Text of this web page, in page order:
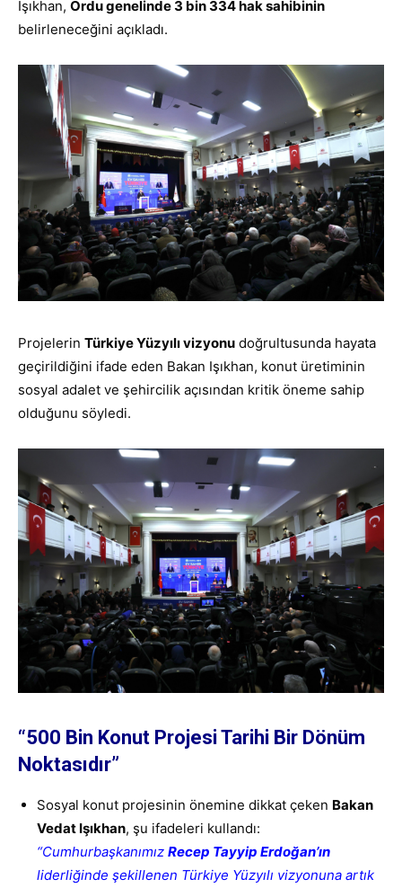
Işıkhan, Ordu genelinde 3 bin 334 hak sahibinin
belirleneceğini açıkladı.
Projelerin Türkiye Yüzyılı vizyonu doğrultusunda hayata
geçirildiğini ifade eden Bakan Işıkhan, konut üretiminin
sosyal adalet ve şehircilik açısından kritik öneme sahip
olduğunu söyledi.
“500 Bin Konut Projesi Tarihi Bir Dönüm
Noktasıdır”
Sosyal konut projesinin önemine dikkat çeken Bakan
Vedat Işıkhan, şu ifadeleri kullandı:
“Cumhurbaşkanımız Recep Tayyip Erdoğan’ın
liderliğinde şekillenen Türkiye Yüzyılı vizyonuna artık